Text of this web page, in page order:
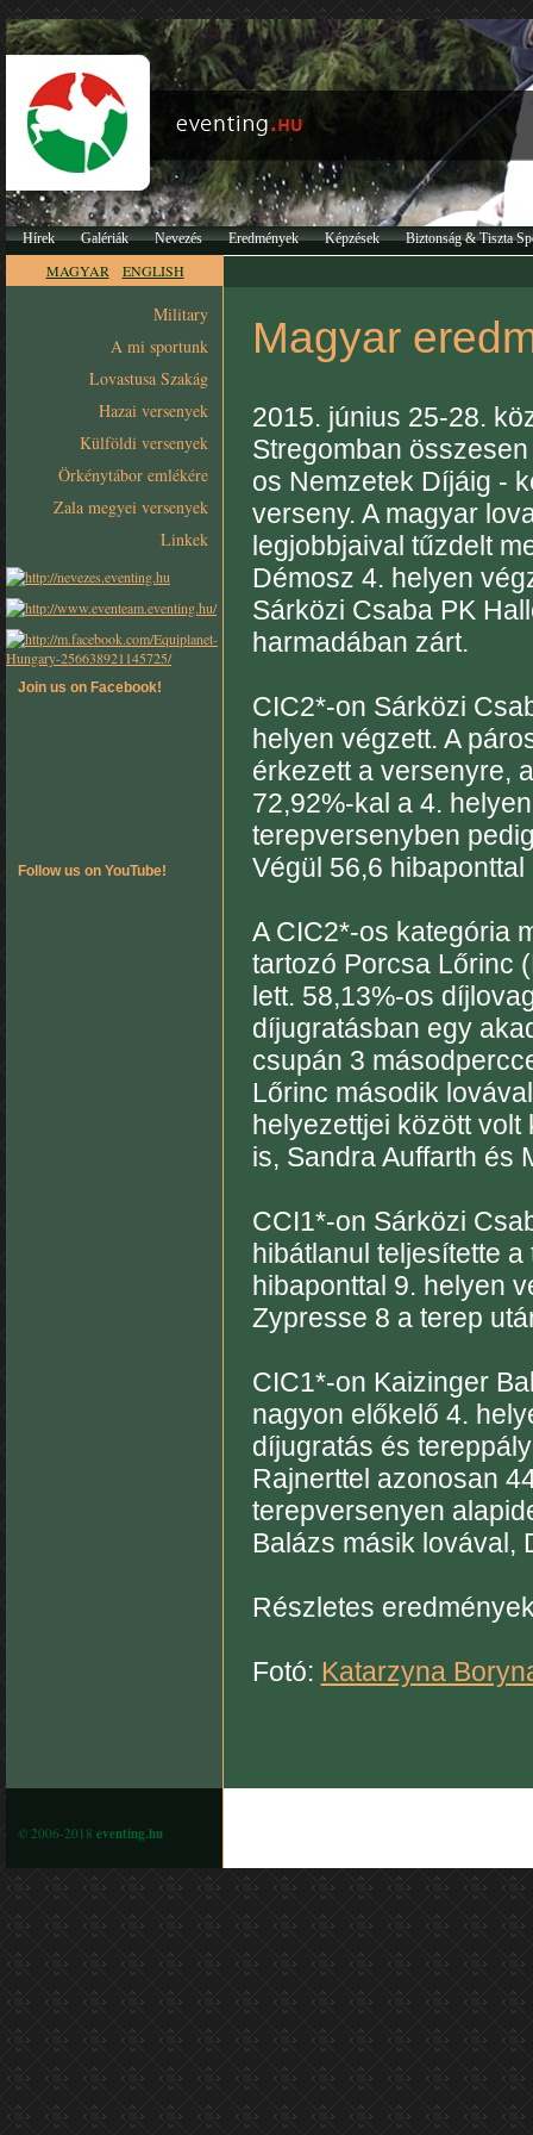
Hírek Galériák Nevezés Eredmények Képzések Biztonság & Tiszta
MAGYAR ENGLISH
Military
A mi sportunk
Lovastusa Szakág
Hazai versenyek
Külföldi versenyek
Örkénytábor emlékére
Zala megyei versenyek
Linkek
Join us on Facebook!
Follow us on YouTube!
Magyar
2015. június 25-28.
Stregomban
os Nemzetek Díjáig -
verseny. A magyar
legjobbjaival tűzdelt
Démosz 4. helyen
Sárközi Csaba PK
harmadában zárt.
CIC2*-on Sárközi
helyen végzett. A
érkezett a versenyre,
72,92%-kal a 4.
terepversenyben
Végül 56,6
A CIC2*-os kategória
tartozó Porcsa Lőrinc
lett. 58,13%-os
díjugratásban egy
csupán 3
Lőrinc második
helyezettjei között
is, Sandra Auffarth és
CCI1*-on Sárközi
hibátlanul teljesítette
hibaponttal 9. helyen
Zypresse 8 a terep
CIC1*-on Kaizinger
nagyon előkelő 4.
díjugratás és
Rajnerttel azonosan
terepversenyen
Balázs másik lovával,
Részletes
Fotó: Katarzyna
© 2006-2018 eventing.hu